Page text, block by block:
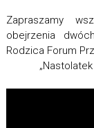
Zapraszamy
obejrzenia
Rodzica Forum